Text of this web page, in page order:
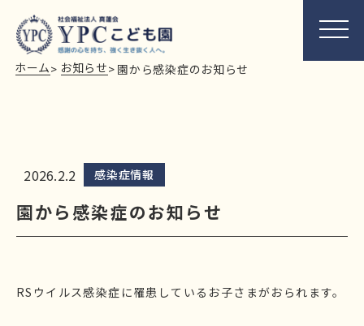
ホーム> お知らせ> 園から感染症のお知らせ
2026.2.2 感染症情報
園から感染症のお知らせ
RSウイルス感染症に罹患しているお子さまがおられます。